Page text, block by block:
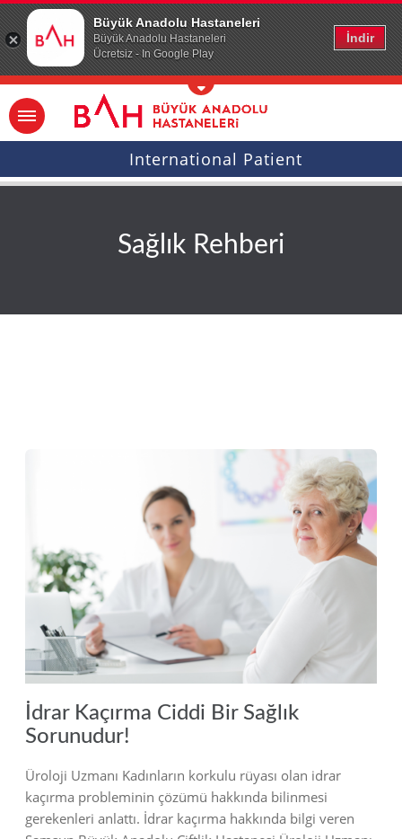
Büyük Anadolu Hastaneleri
Büyük Anadolu Hastaneleri
Ücretsiz - In Google Play
İndir
Ana icerige atla
International Patient
Sağlık Rehberi
İdrar Kaçırma Ciddi Bir Sağlık
Sorunudur!
Üroloji Uzmanı Kadınların korkulu rüyası olan idrar
kaçırma probleminin çözümü hakkında bilinmesi
gerekenleri anlattı. İdrar kaçırma hakkında bilgi veren